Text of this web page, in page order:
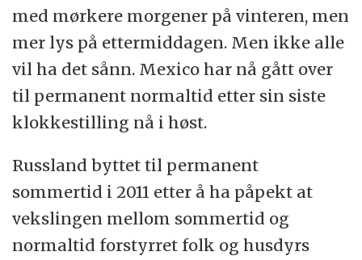
med mørkere morgener på vinteren, men
mer lys på ettermiddagen. Men ikke alle
vil ha det sånn. Mexico har nå gått over
til permanent normaltid etter sin siste
klokkestilling nå i høst.
Russland byttet til permanent
sommertid i 2011 etter å ha påpekt at
vekslingen mellom sommertid og
normaltid forstyrret folk og husdyrs